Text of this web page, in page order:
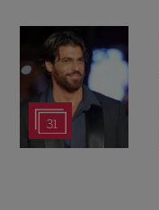
31